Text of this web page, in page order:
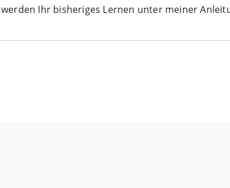
Ihr bisheriges Lernen unter meiner